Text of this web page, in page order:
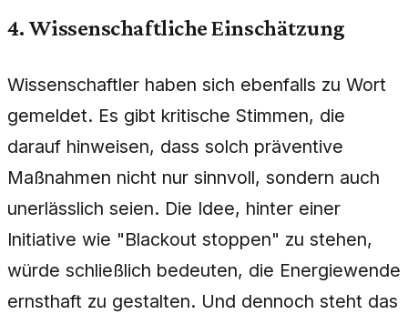
4. Wissenschaftliche Einschätzung
Wissenschaftler haben sich ebenfalls zu Wort
gemeldet. Es gibt kritische Stimmen, die
darauf hinweisen, dass solch präventive
Maßnahmen nicht nur sinnvoll, sondern auch
unerlässlich seien. Die Idee, hinter einer
Initiative wie "Blackout stoppen" zu stehen,
würde schließlich bedeuten, die Energiewende
ernsthaft zu gestalten. Und dennoch steht das